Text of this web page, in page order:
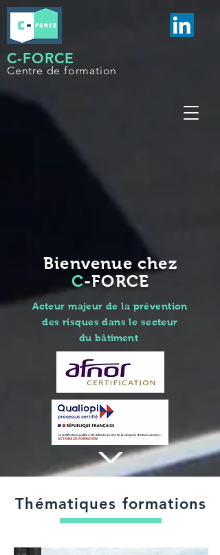
C-FORCE
Centre de formation
Bienvenue chez
C-FORCE
Acteur majeur de la prévention
des risques dans le secteur
dubâtiment
Thématiques formations